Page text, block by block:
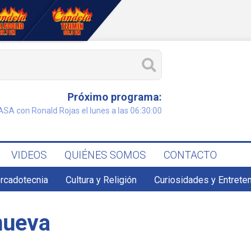
Próximo programa:
con Ronald Rojas el lunes a las 06:30:00
VIDEOS QUIÉNES SOMOS CONTACTO
Cultura y Religión Curiosidades y